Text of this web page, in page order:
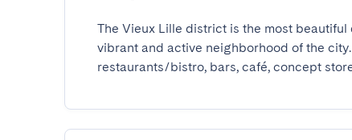
The Vieux Lille district is the most
vibrant and active neighborhood of the
restaurants/bistro, bars, café, concept